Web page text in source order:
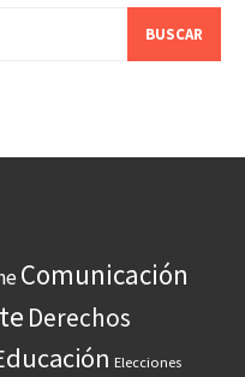
Comunicación
Derechos
Elecciones